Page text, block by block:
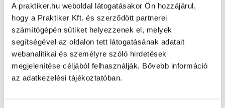
A praktiker.hu weboldal látogatásakor Ön hozzájárul,
hogy a Praktiker Kft. és szerződött partnerei
számítógépén sütiket helyezzenek el, melyek
segítségével az oldalon tett látogatásának adatait
webanalitikai és személyre szóló hirdetések
megjelenítése céljából felhasználják. Bővebb információ
az adatkezelési tájékoztatóban.
Oldal újratöltése